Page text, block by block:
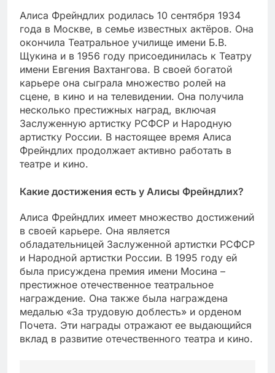
Алиса Фрейндлих родилась 10 сентября 1934
года в Москве, в семье известных актёров. Она
окончила Театральное училище имени Б.В.
Щукина и в 1956 году присоединилась к Театру
имени Евгения Вахтангова. В своей богатой
карьере она сыграла множество ролей на
сцене, в кино и на телевидении. Она получила
несколько престижных наград, включая
Заслуженную артистку РСФСР и Народную
артистку России. В настоящее время Алиса
Фрейндлих продолжает активно работать в
театре и кино.
Какие достижения есть у Алисы Фрейндлих?
Алиса Фрейндлих имеет множество достижений
в своей карьере. Она является
обладательницей Заслуженной артистки РСФСР
и Народной артистки России. В 1995 году ей
была присуждена премия имени Мосина –
престижное отечественное театральное
награждение. Она также была награждена
медалью «За трудовую доблесть» и орденом
Почета. Эти награды отражают ее выдающийся
вклад в развитие отечественного театра и кино.